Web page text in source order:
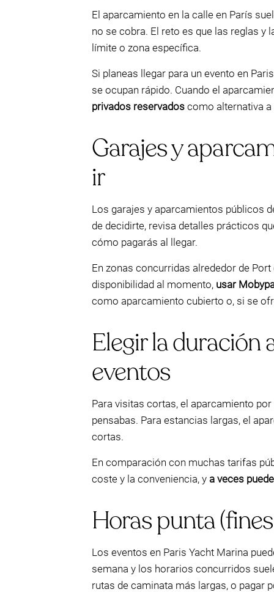
El aparcamiento en la calle en París
no se cobra. El reto es que las reglas y
límite o zona específica.
Si planeas llegar para un evento en
se ocupan rápido. Cuando el
privados reservados como alternativa a
Garajes y
ir
Los garajes y aparcamientos públicos
de decidirte, revisa detalles prácticos
cómo pagarás al llegar.
En zonas concurridas alrededor de
disponibilidad al momento, usar
como aparcamiento cubierto o, si se
Elegir la duración
eventos
Para visitas cortas, el aparcamiento
pensabas. Para estancias largas, el
cortas.
En comparación con muchas tarifas
coste y la conveniencia, y a veces
Horas punta
Los eventos en Paris Yacht Marina
semana y los horarios concurridos
rutas de caminata más largas, o pagar